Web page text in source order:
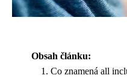
Obsah článku:
Co znamená all